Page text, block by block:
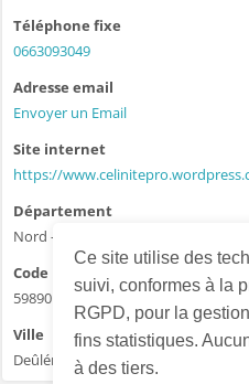
Ce site utilise des
suivi, conformes à la
RGPD, pour la
fins statistiques.
à des tiers.
Téléphone fixe
0663093049
Adresse email
Envoyer un Email
Site internet
https://
Département
Nord - 59
Code postal
59890
Ville
Deûlémont